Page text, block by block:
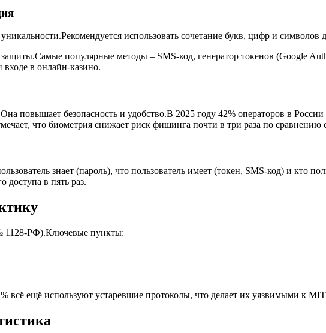
использовать сочетание букв, цифр и
популярные методы – SMS‑код, генератор токенов (Google
в онлайн‑казино.
повышает безопасность и удобство.В 2025 году 42% операторов в
что биометрия снижает риск фишинга почти в три раза по сравнению
знает (пароль), что пользователь имеет (токен, SMS‑код) и кто
в пять раз.
1128‑РФ).Ключевые пункты:
всё ещё используют устаревшие протоколы, что делает их уязвимыми к